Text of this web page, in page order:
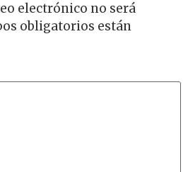
electrónico no será
obligatorios están